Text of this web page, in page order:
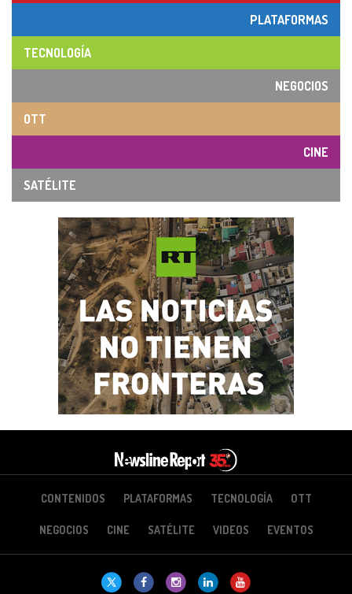
PLATAFORMAS
TECNOLOGÍA
NEGOCIOS
OTT
CINE
SATÉLITE
CONTENIDOS PLATAFORMAS TECNOLOGÍA OTT
NEGOCIOS CINE SATÉLITE VIDEOS EVENTOS